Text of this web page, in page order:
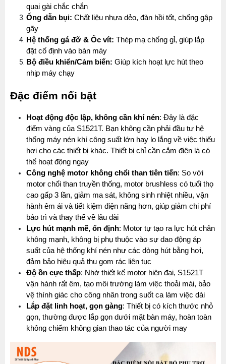
quai gài chắc chắn
Ống dẫn bụi: Chất liệu nhựa dẻo, đàn hồi tốt, chống gập
gãy
Hệ thống gá đỡ & Ốc vít: Thép mạ chống gỉ, giúp lắp
đặt cố định vào bàn máy
Bộ điều khiển/Cảm biến: Giúp kích hoạt lực hút theo
nhịp máy chạy
Đặc điểm nổi bật
Hoạt động độc lập, không cần khí nén: Đây là đặc
điểm vàng của S1521T. Bạn không cần phải đầu tư hệ
thống máy nén khí công suất lớn hay lo lắng về việc thiếu
hơi cho các thiết bị khác. Thiết bị chỉ cần cắm điện là có
thể hoạt động ngay
Công nghệ motor không chổi than tiên tiến: So với
motor chổi than truyền thống, motor brushless có tuổi thọ
cao gấp 3 lần, giảm ma sát, không sinh nhiệt nhiều, vận
hành êm ái và tiết kiệm điện năng hơn, giúp giảm chi phí
bảo trì và thay thế về lâu dài
Lực hút mạnh mẽ, ổn định: Motor tự tạo ra lực hút chân
không mạnh, không bị phụ thuộc vào sự dao động áp
suất của hệ thống khí nén như các dòng hút bằng hơi,
đảm bảo hiệu quả thu gom rác liên tục
Độ ồn cực thấp: Nhờ thiết kế motor hiện đại, S1521T
vận hành rất êm, tạo môi trường làm việc thoải mái, bảo
vệ thính giác cho công nhân trong suốt ca làm việc dài
Lắp đặt linh hoạt, gọn gàng: Thiết bị có kích thước nhỏ
gọn, thường được lắp gọn dưới mặt bàn máy, hoàn toàn
không chiếm không gian thao tác của người may